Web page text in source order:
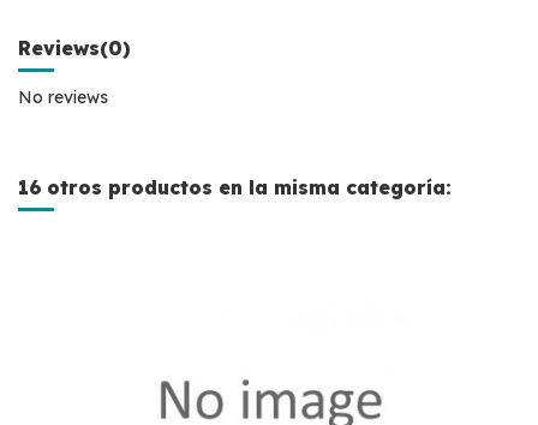
Reviews(0)
No reviews
16 otros productos en la misma categoría: